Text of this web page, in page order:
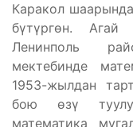
Каракол
бүтүргөн. Агай
Ленинполь
мектебинде
1953-жылдан
бою өзү
математика